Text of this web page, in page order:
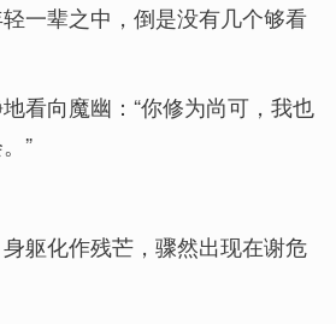
一辈之中，倒是没有几个够看
看向魔幽：“你修为尚可，我也
”
躯化作残芒，骤然出现在谢危